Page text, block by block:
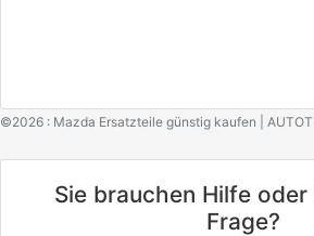
©2026 : Mazda Ersatzteile günstig kaufen |
Sie brauchen Hilfe
Frage?